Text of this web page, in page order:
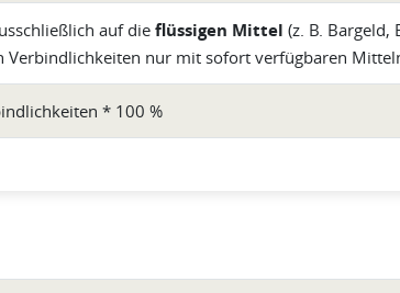
auf dieflüssigen Mittel (z. B. Bargeld,
Verbindlichkeiten nur mit sofort verfügbaren
* 100 %